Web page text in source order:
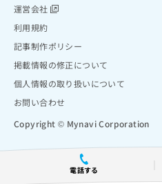
電話する
運営会社
利用規約
記事制作ポリシー
掲載情報の修正について
個人情報の取り扱いについて
お問い合わせ
Copyright © Mynavi Corporation